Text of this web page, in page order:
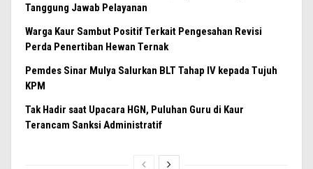
Tanggung Jawab Pelayanan
Warga Kaur Sambut Positif Terkait Pengesahan Revisi
Perda Penertiban Hewan Ternak
Pemdes Sinar Mulya Salurkan BLT Tahap IV kepada Tujuh
KPM
Tak Hadir saat Upacara HGN, Puluhan Guru di Kaur
Terancam Sanksi Administratif